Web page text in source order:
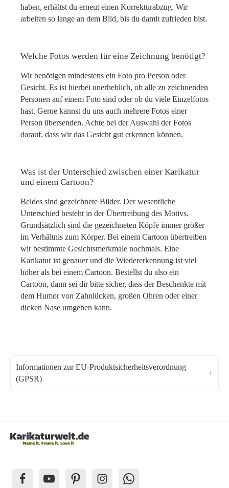
haben, erhältst du erneut einen Korrekturabzug. Wir
arbeiten so lange an dem Bild, bis du damit zufrieden bist.
Welche Fotos werden für eine Zeichnung benötigt?
Wir benötigen mindestens ein Foto pro Person oder
Gesicht. Es ist hierbei unerheblich, ob alle zu zeichnenden
Personen auf einem Foto sind oder ob du viele Einzelfotos
hast. Gerne kannst du uns auch mehrere Fotos einer
Person übersenden. Achte bei der Auswahl der Fotos
darauf, dass wir das Gesicht gut erkennen können.
Was ist der Unterschied zwischen einer Karikatur
und einem Cartoon?
Beides sind gezeichnete Bilder. Der wesentliche
Unterschied besteht in der Übertreibung des Motivs.
Grundsätzlich sind die gezeichneten Köpfe immer größer
im Verhältnis zum Körper. Bei einem Cartoon übertreiben
wir bestimmte Gesichtsmerkmale nochmals. Eine
Karikatur ist genauer und die Wiedererkennung ist viel
höher als bei einem Cartoon. Bestellst du also ein
Cartoon, dann sei dir bitte sicher, dass der Beschenkte mit
dem Humor von Zahnlücken, großen Ohren oder einer
dicken Nase umgehen kann.
Informationen zur EU-Produktsicherheitsverordnung
(GPSR)